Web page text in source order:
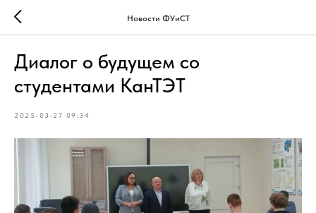
Новости ФУиСТ
Диалог о будущем со
студентами КанТЭТ
2025-03-27 09:34